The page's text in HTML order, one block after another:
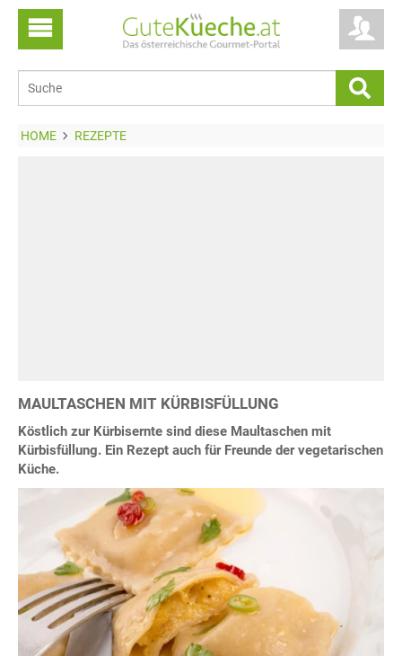
HOME REZEPTE
MAULTASCHEN MIT KÜRBISFÜLLUNG
Köstlich zur Kürbisernte sind diese Maultaschen mit
Kürbisfüllung. Ein Rezept auch für Freunde der vegetarischen
Küche.